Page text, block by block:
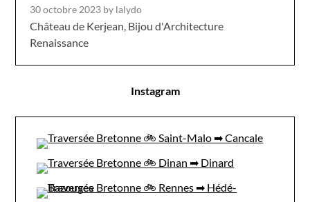
30 octobre 2023 by lalydo
Château de Kerjean, Bijou d'Architecture
Renaissance
Instagram